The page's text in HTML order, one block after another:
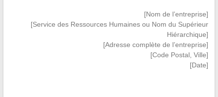
[Nom de l’entreprise]
[Service des Ressources Humaines ou Nom du Supérieur
Hiérarchique]
[Adresse complète de l’entreprise]
[Code Postal, Ville]
[Date]